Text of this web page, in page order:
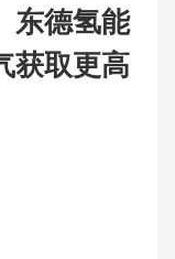
东德氢能
获取更高